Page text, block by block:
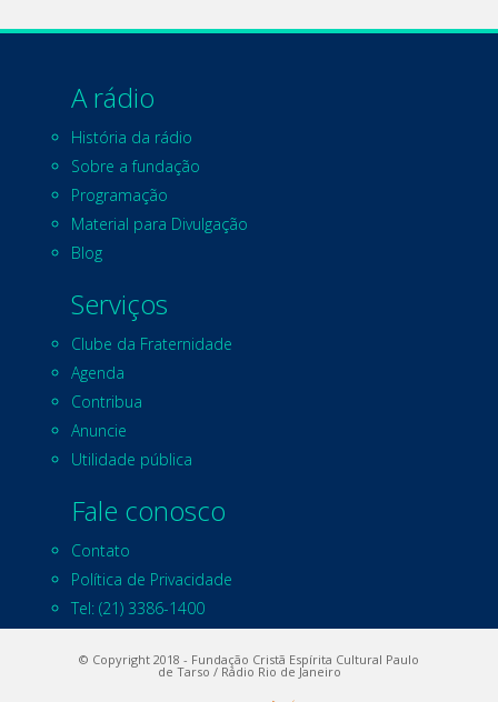
A rádio
História da rádio
Sobre a fundação
Programação
Material para Divulgação
Blog
Serviços
Clube da Fraternidade
Agenda
Contribua
Anuncie
Utilidade pública
Fale conosco
Contato
Política de Privacidade
Tel: (21) 3386-1400
© Copyright 2018 - Fundação Cristã Espírita Cultural Paulo
de Tarso / Rádio Rio de Janeiro